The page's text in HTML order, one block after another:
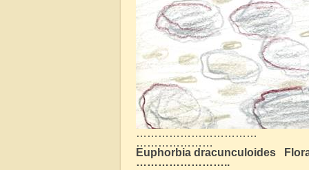
……………………………
…………………
Euphorbia dracunculoides
……………………..